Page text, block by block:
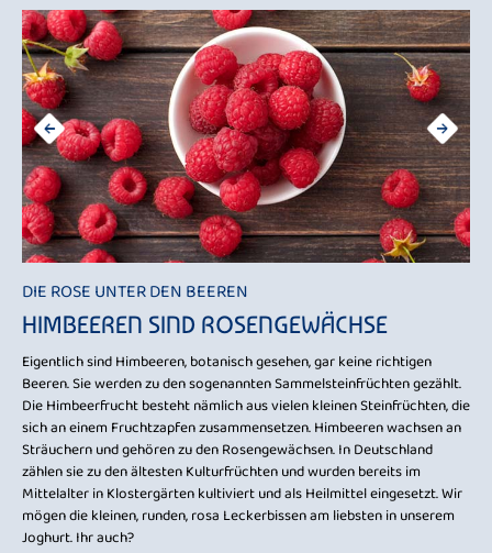
DIE ROSE UNTER DEN BEEREN
HIMBEEREN SIND ROSENGEWÄCHSE
Eigentlich sind Himbeeren, botanisch gesehen, gar keine richtigen
Beeren. Sie werden zu den sogenannten Sammelsteinfrüchten gezählt.
Die Himbeerfrucht besteht nämlich aus vielen kleinen Steinfrüchten, die
sich an einem Fruchtzapfen zusammensetzen. Himbeeren wachsen an
Sträuchern und gehören zu den Rosengewächsen. In Deutschland
zählen sie zu den ältesten Kulturfrüchten und wurden bereits im
Mittelalter in Klostergärten kultiviert und als Heilmittel eingesetzt. Wir
mögen die kleinen, runden, rosa Leckerbissen am liebsten in unserem
Joghurt. Ihr auch?